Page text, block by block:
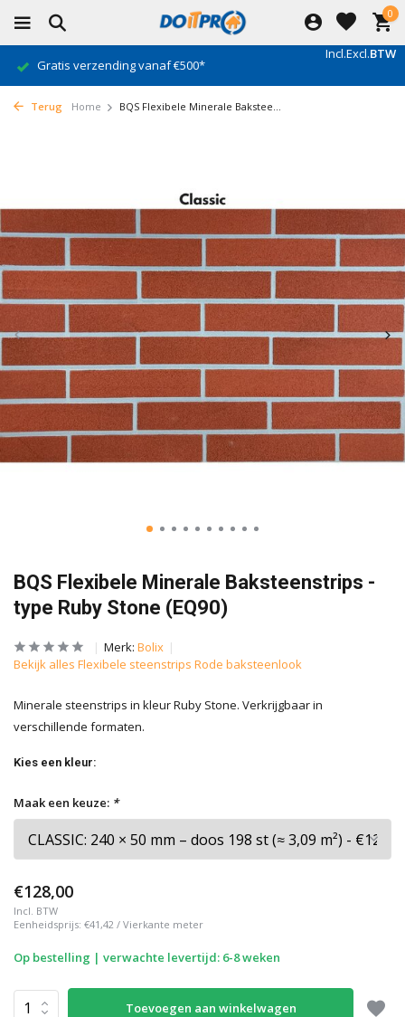
0
Incl.Excl.BTW
Gratis verzending vanaf €500*
Terug Home BQS Flexibele Minerale Bakstee...
BQS Flexibele Minerale Baksteenstrips -
type Ruby Stone (EQ90)
Merk: Bolix
Bekijk alles Flexibele steenstrips Rode baksteenlook
Minerale steenstrips in kleur Ruby Stone. Verkrijgbaar in
verschillende formaten.
Kies een kleur:
Maak een keuze: *
€128,00
Incl. BTW
Eenheidsprijs: €41,42 / Vierkante meter
Op bestelling | verwachte levertijd: 6-8 weken
Toevoegen aan winkelwagen